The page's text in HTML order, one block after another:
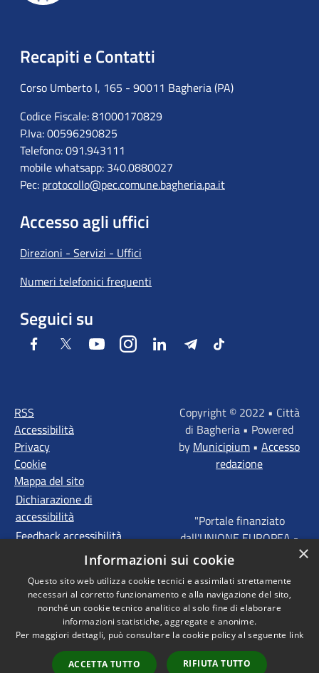
Recapiti e Contatti
Corso Umberto I, 165 - 90011 Bagheria (PA)
Codice Fiscale: 81000170829
P.Iva: 00596290825
Telefono: 091.943111
mobile whatsapp: 340.0880027
Pec: protocollo@pec.comune.bagheria.pa.it
Accesso agli uffici
Direzioni - Servizi - Uffici
Numeri telefonici frequenti
Seguici su
Facebook Twitter YoutubeInstagramLinkedIn TelegramTiktok
RSS
Accessibilità
Privacy
Cookie
Mappa del sito
Dichiarazione di
accessibilità
Feedback accessibilità
Copyright © 2022 • Città
di Bagheria • Powered
by Municipium • Accesso
redazione
"Portale finanziato
dall'UNIONE EUROPEA -
FONDI STRUTTURALI
EUROPEI - Programma
Operativo FESR Sicilia
2014 - 2020 Agenda
Urbana ITI "Palermo -
Bagheria"
×
Informazioni sui cookie
Questo sito web utilizza cookie tecnici e assimilati strettamente
necessari al corretto funzionamento e alla navigazione del sito,
nonché un cookie tecnico analitico al solo fine di elaborare
informazioni statistiche, aggregate e anonime.
Per maggiori dettagli, può consultare la cookie policy al seguente link
ACCETTA TUTTO RIFIUTA TUTTO